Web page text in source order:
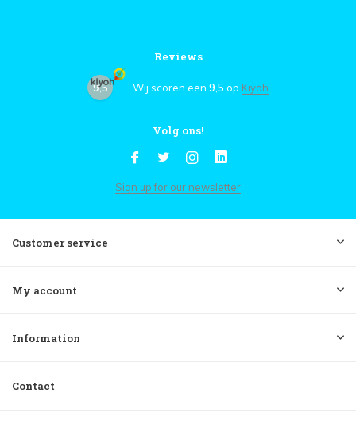
Reviews
9,5 Wij scoren een 9,5 op Kiyoh
Volg ons!
Sign up for our newsletter
Customer service
My account
Information
Contact